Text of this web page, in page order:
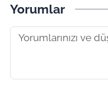
Yorumlar